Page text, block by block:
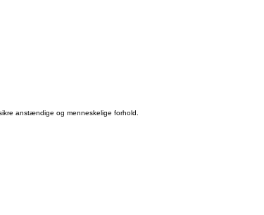
anstændige og menneskelige forhold.